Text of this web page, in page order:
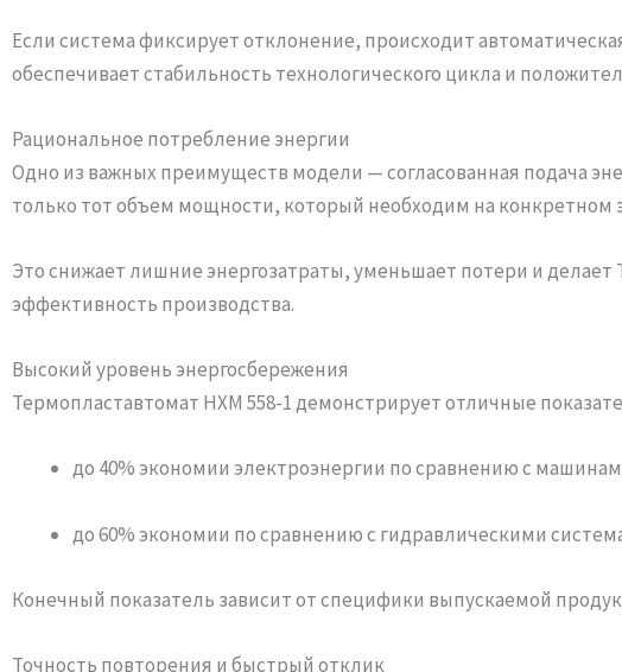
Если система фиксирует отклонение, происходит
обеспечивает стабильность технологического цикла и
Рациональное потребление энергии
Одно из важных преимуществ модели — согласованная подача
только тот объем мощности, который необходим на конкретном
Это снижает лишние энергозатраты, уменьшает потери и
эффективность производства.
Высокий уровень энергосбережения
Термопластавтомат HXM 558-1 демонстрирует отличные
до 40% экономии электроэнергии по сравнению с
до 60% экономии по сравнению с гидравлическими
Конечный показатель зависит от специфики выпускаемой
Точность повторения и быстрый отклик